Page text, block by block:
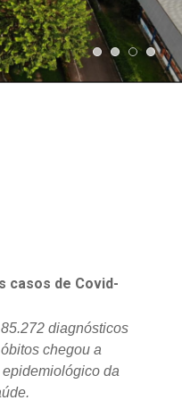
casos de Covid-
diagnósticos
chegou a
da